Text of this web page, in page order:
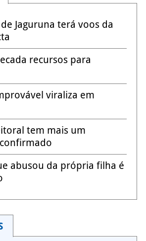
Jaguruna terá voos da
recursos para
viraliza em
tem mais um
abusou da própria filha é